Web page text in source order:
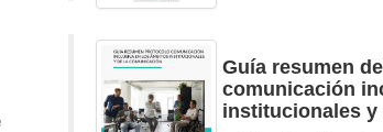
Guía resumen
comunicación
institucionales y